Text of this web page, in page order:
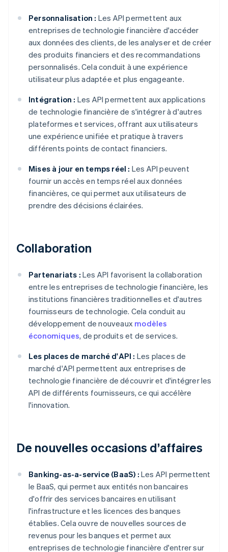
Personnalisation : Les API permettent aux
entreprises de technologie financière d'accéder
aux données des clients, de les analyser et de créer
des produits financiers et des recommandations
personnalisés. Cela conduit à une expérience
utilisateur plus adaptée et plus engageante.
Intégration : Les API permettent aux applications
de technologie financière de s'intégrer à d'autres
plateformes et services, offrant aux utilisateurs
une expérience unifiée et pratique à travers
différents points de contact financiers.
Mises à jour en temps réel : Les API peuvent
fournir un accès en temps réel aux données
financières, ce qui permet aux utilisateurs de
prendre des décisions éclairées.
Collaboration
Partenariats : Les API favorisent la collaboration
entre les entreprises de technologie financière, les
institutions financières traditionnelles et d'autres
fournisseurs de technologie. Cela conduit au
développement de nouveaux modèles
économiques, de produits et de services.
Les places de marché d'API : Les places de
marché d'API permettent aux entreprises de
technologie financière de découvrir et d'intégrer les
API de différents fournisseurs, ce qui accélère
l'innovation.
De nouvelles occasions d’affaires
Banking-as-a-service (BaaS) : Les API permettent
le BaaS, qui permet aux entités non bancaires
d'offrir des services bancaires en utilisant
l'infrastructure et les licences des banques
établies. Cela ouvre de nouvelles sources de
revenus pour les banques et permet aux
entreprises de technologie financière d'entrer sur